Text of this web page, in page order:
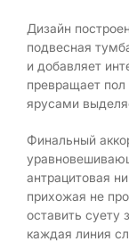
Дизайн
подвесная
и добавляет
превращает
ярусами
Финальный
антрацитовая
прихожая не
оставить суету
каждая линия